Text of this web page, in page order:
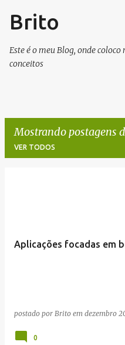
Brito
Este é o meu Blog, onde coloco
conceitos
Mostrando postagens
VER TODOS
Aplicações focadas em
postado por Brito em dezembro
0